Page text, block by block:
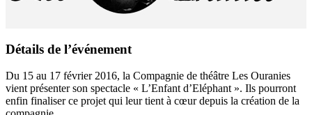
Détails de l’événement
Du 15 au 17 février 2016, la Compagnie de théâtre Les Ouranies
vient présenter son spectacle « L’Enfant d’Eléphant ». Ils pourront
enfin finaliser ce projet qui leur tient à cœur depuis la création de la